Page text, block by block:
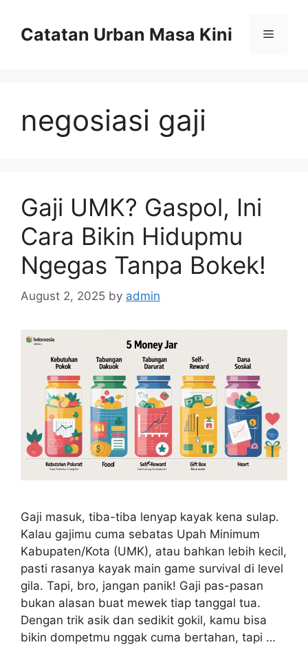
contentCatatan Urban Masa Kini Menu
negosiasi gaji
Gaji UMK? Gaspol, Ini
Cara Bikin Hidupmu
Ngegas Tanpa Bokek!
August 2, 2025 by admin
Gaji masuk, tiba-tiba lenyap kayak kena sulap.
Kalau gajimu cuma sebatas Upah Minimum
Kabupaten/Kota (UMK), atau bahkan lebih kecil,
pasti rasanya kayak main game survival di level
gila. Tapi, bro, jangan panik! Gaji pas-pasan
bukan alasan buat mewek tiap tanggal tua.
Dengan trik asik dan sedikit gokil, kamu bisa
bikin dompetmu nggak cuma bertahan, tapi …